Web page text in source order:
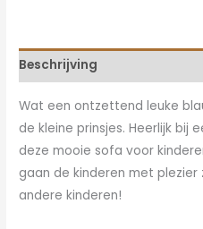
Beschrijving
Wat een ontzettend leuke
de kleine prinsjes. Heerlijk bij
deze mooie sofa voor
gaan de kinderen met
andere kinderen!